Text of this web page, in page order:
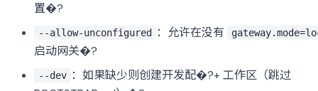
置�?
--allow-unconfigured ：允许在没有
启动网关�?
--dev ：如果缺少则创建开发配�?+ 工作区（跳过